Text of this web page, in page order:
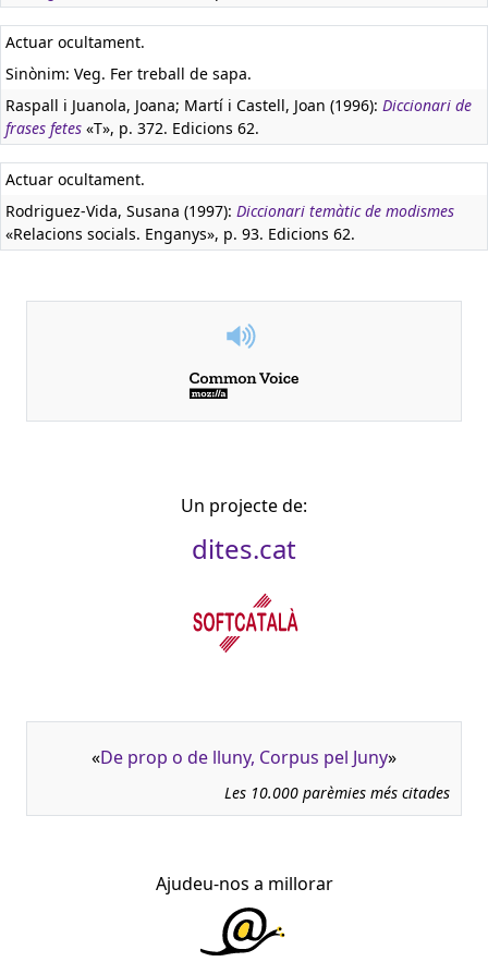
Actuar ocultament.
Sinònim: Veg. Fer treball de sapa.
Raspall i Juanola, Joana; Martí i Castell, Joan (1996): Diccionari de
frases fetes «T», p. 372. Edicions 62.
Actuar ocultament.
Rodriguez-Vida, Susana (1997): Diccionari temàtic de modismes
«Relacions socials. Enganys», p. 93. Edicions 62.
Un projecte de:
dites.cat
«De prop o de lluny, Corpus pel Juny»
Les 10.000 parèmies més citades
Ajudeu-nos a millorar